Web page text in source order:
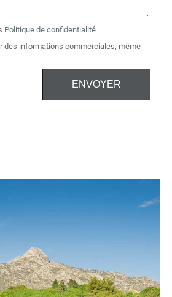
Politique de confidentialité
des informations commerciales, même
ENVOYER